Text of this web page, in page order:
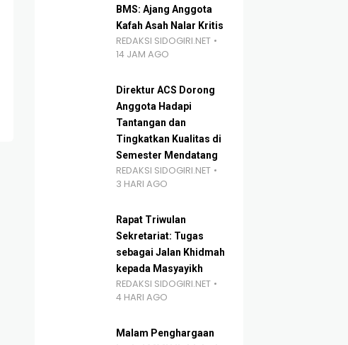
BMS: Ajang Anggota
Kafah Asah Nalar Kritis
REDAKSI SIDOGIRI.NET
14 JAM AGO
Direktur ACS Dorong
Anggota Hadapi
Tantangan dan
Tingkatkan Kualitas di
Semester Mendatang
REDAKSI SIDOGIRI.NET
3 HARI AGO
Rapat Triwulan
Sekretariat: Tugas
sebagai Jalan Khidmah
kepada Masyayikh
REDAKSI SIDOGIRI.NET
4 HARI AGO
Malam Penghargaan